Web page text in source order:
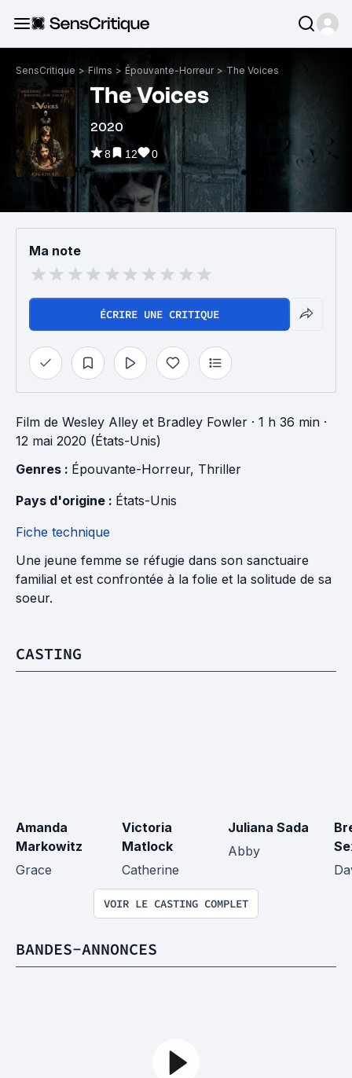
SensCritique > Films > Épouvante-Horreur > The Voices
The Voices
2020
8 12 0
Ma note
ÉCRIRE UNE CRITIQUE
Film de Wesley Alley et Bradley Fowler · 1 h 36 min ·
12 mai 2020 (États-Unis)
Genres : Épouvante-Horreur, Thriller
Pays d'origine : États-Unis
Fiche technique
Une jeune femme se réfugie dans son sanctuaire
familial et est confrontée à la folie et la solitude de sa
soeur.
CASTING
Amanda
Markowitz
Grace
Victoria
Matlock
Catherine
Juliana Sada
Abby
VOIR LE CASTING COMPLET
BANDES-ANNONCES